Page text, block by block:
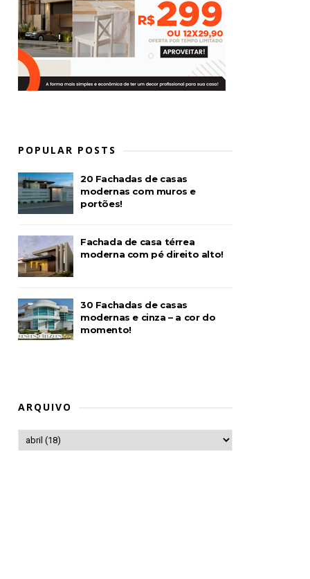
POPULAR POSTS
20 Fachadas de casas
modernas com muros e
portões!
Fachada de casa térrea
moderna com pé direito alto!
30 Fachadas de casas
modernas e cinza – a cor do
momento!
ARQUIVO